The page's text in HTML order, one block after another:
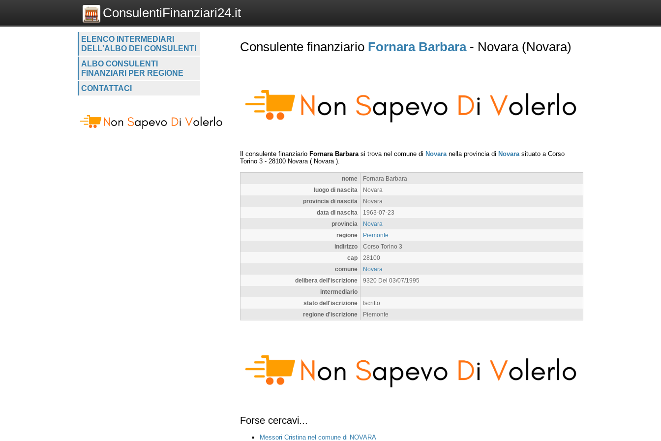
ConsulentiFinanziari24.it
ELENCO INTERMEDIARI
DELL'ALBO DEI CONSULENTI
ALBO CONSULENTI
FINANZIARI PER REGIONE
CONTATTACI
Consulente finanziario Fornara Barbara- Novara (Novara)
Il consulente finanziario Fornara Barbara si trova nel comune di Novara nella provincia di Novara situato a Corso
Torino 3 - 28100 Novara ( Novara ).
nome
Fornara Barbara
luogo di nascita
Novara
provincia di nascita
Novara
data di nascita
1963-07-23
provincia
Novara
regione
Piemonte
indirizzo
Corso Torino 3
cap
28100
comune
Novara
delibera dell'iscrizione
9320 Del 03/07/1995
intermediario
stato dell'iscrizione
Iscritto
regione d'iscrizione
Piemonte
Forse cercavi...
Messori Cristina nel comune di NOVARA